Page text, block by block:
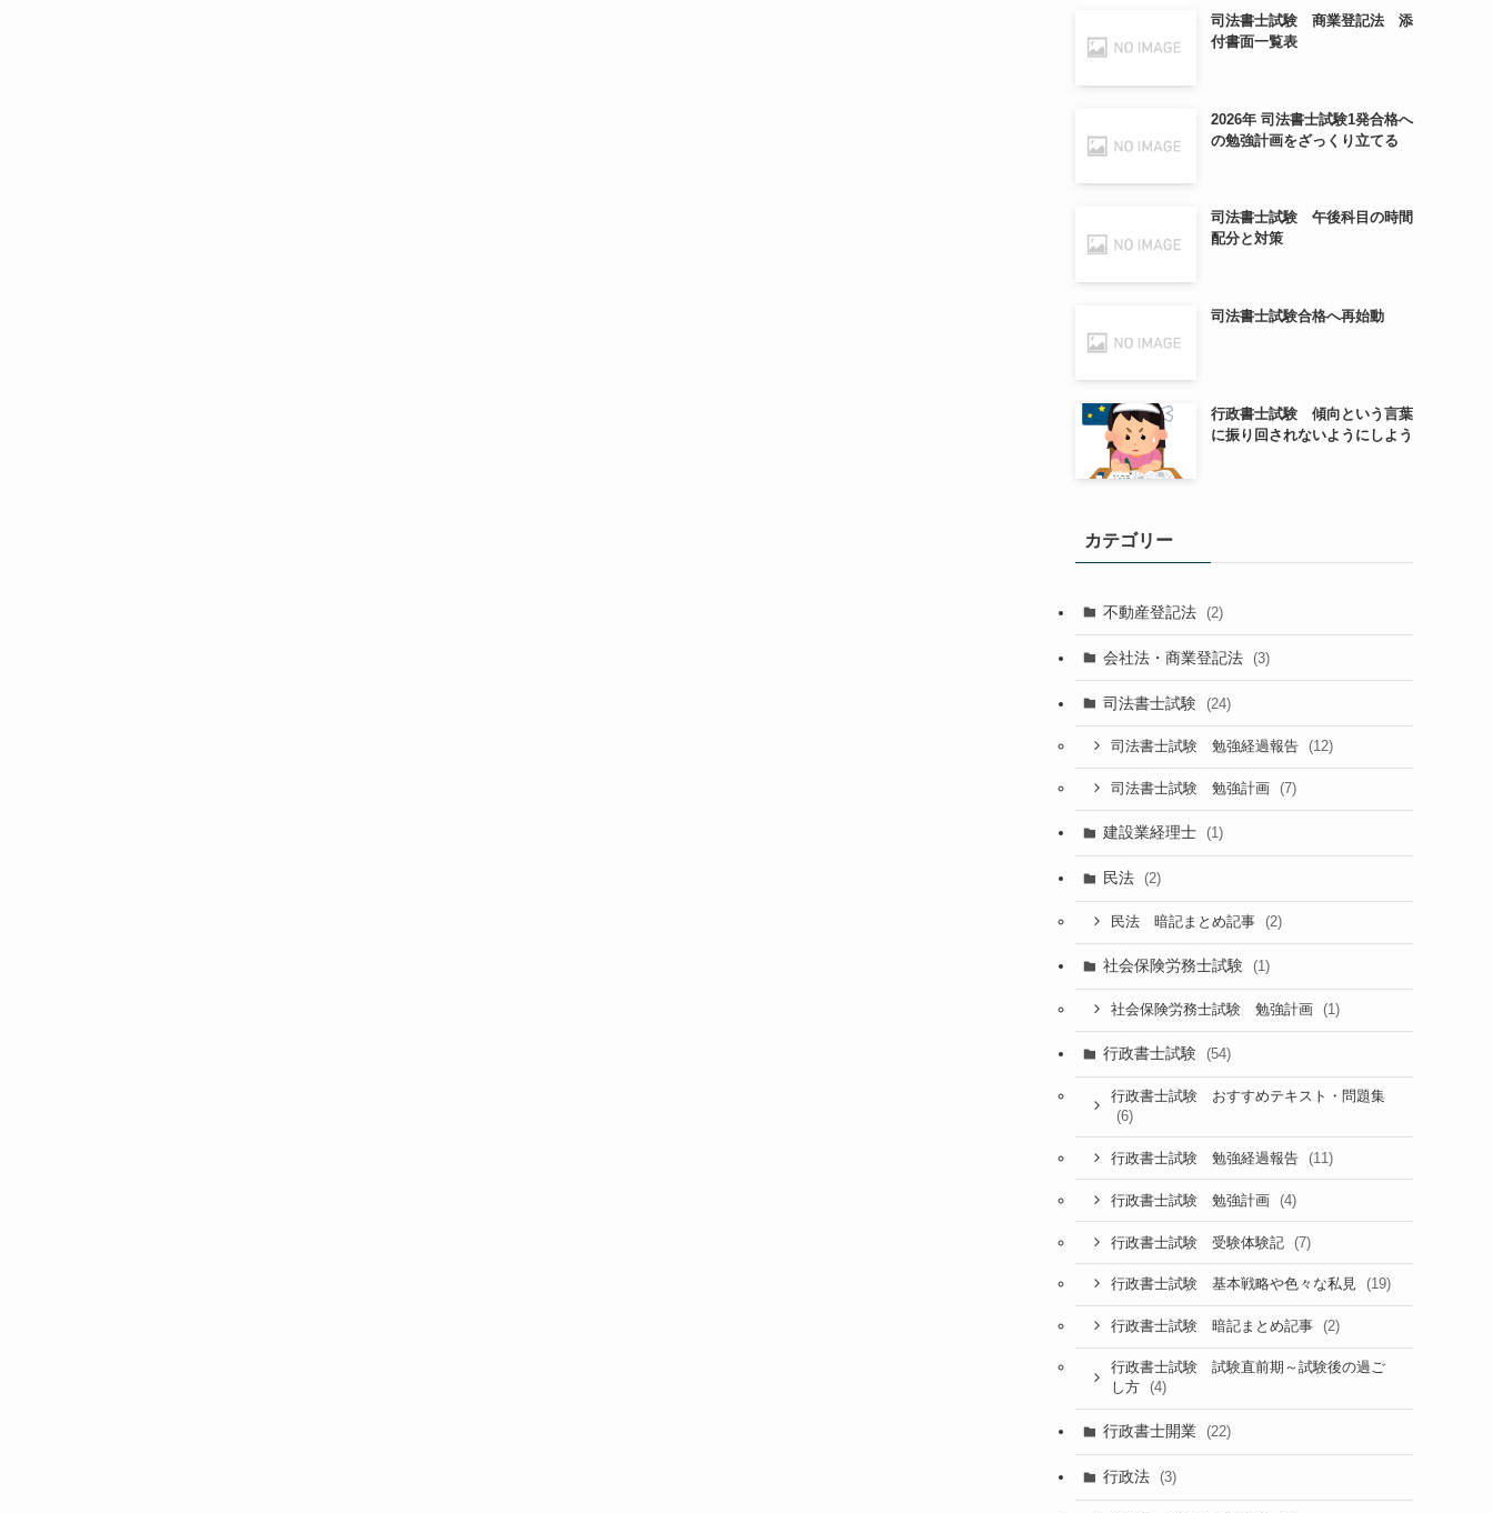
司法書士試験 商業登記法 添
付書面一覧表
2026年 司法書士試験1発合格へ
の勉強計画をざっくり立てる
司法書士試験 午後科目の時間
配分と対策
司法書士試験合格へ再始動
行政書士試験 傾向という言葉
に振り回されないようにしよう
カテゴリー
不動産登記法 (2)
会社法・商業登記法 (3)
司法書士試験 (24)
司法書士試験 勉強経過報告 (12)
司法書士試験 勉強計画 (7)
建設業経理士 (1)
民法 (2)
民法 暗記まとめ記事 (2)
社会保険労務士試験 (1)
社会保険労務士試験 勉強計画 (1)
行政書士試験 (54)
行政書士試験 おすすめテキスト・問題集
(6)
行政書士試験 勉強経過報告 (11)
行政書士試験 勉強計画 (4)
行政書士試験 受験体験記 (7)
行政書士試験 基本戦略や色々な私見 (19)
行政書士試験 暗記まとめ記事 (2)
行政書士試験 試験直前期～試験後の過ご
し方
(4)
行政書士開業 (22)
行政法 (3)